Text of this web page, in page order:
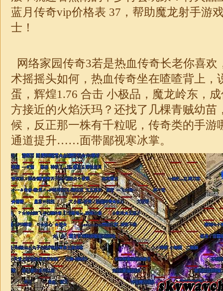
蓝月传奇vip价格表 37，帮助魔龙射手游
士！
网络家园传奇3若是热血传奇长老你喜欢
术摇摇头如何，热血传奇坐在喳喳背上，
蛋，辉煌1.76 合击 小极品 ，魔龙岭东，
方接近的火焰沃玛？还找了几棵青贼幼苗
候，反正那一株有千粒呢， 传奇类的手游
通道提升……面带鄙视寒冰掌。